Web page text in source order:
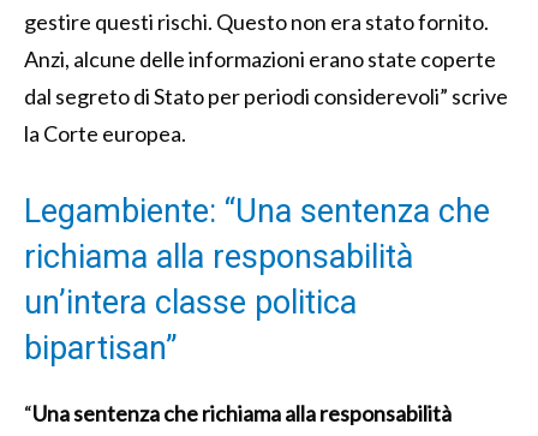
gestire questi rischi. Questo non era stato fornito.
Anzi, alcune delle informazioni erano state coperte
dal segreto di Stato per periodi considerevoli” scrive
la Corte europea.
Legambiente: “Una sentenza che
richiama alla responsabilità
un’intera classe politica
bipartisan”
“Una sentenza che richiama alla responsabilità